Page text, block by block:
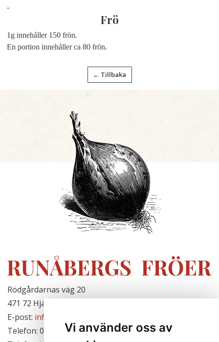
Vi använder oss av
-
Frö
1g innehåller 150 frön.
En portion innehåller ca 80 frön.
← Tillbaka
Rödgårdarnas väg 20
471 72 Hjälteby, Sverige
E-post: info@runabergsfroer.se
Telefon: 0303-777140